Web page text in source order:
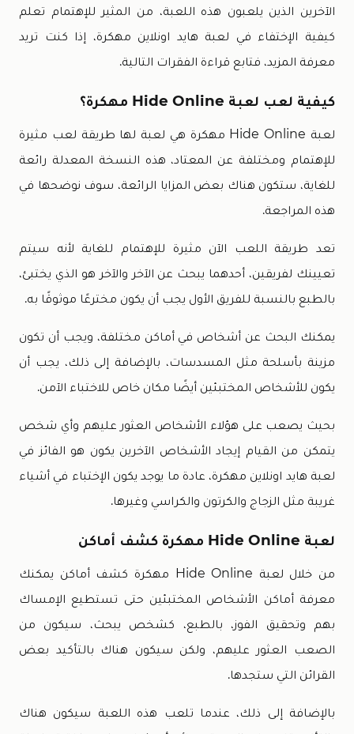
الآخرين الذين يلعبون هذه اللعبة، من المثير للإهتمام تعلم
كيفية الإختفاء في لعبة هايد اونلاين مهكرة، إذا كنت تريد
معرفة المزيد، فتابع قراءة الفقرات التالية.
كيفية لعب لعبة Hide Online مهكرة؟
لعبة Hide Online مهكرة هي لعبة لها طريقة لعب مثيرة
للإهتمام ومختلفة عن المعتاد، هذه النسخة المعدلة رائعة
للغاية، ستكون هناك بعض المزايا الرائعة، سوف نوضحها في
هذه المراجعة.
تعد طريقة اللعب الآن مثيرة للإهتمام للغاية لأنه سيتم
تعيينك لفريقين، أحدهما يبحث عن الآخر والآخر هو الذي يختبئ،
بالطبع بالنسبة للفريق الأول يجب أن يكون مخترعًا موثوقًا به.
يمكنك البحث عن أشخاص في أماكن مختلفة، ويجب أن تكون
مزينة بأسلحة مثل المسدسات، بالإضافة إلى ذلك، يجب أن
يكون للأشخاص المختبئين أيضًا مكان خاص للاختباء الآمن.
بحيث يصعب على هؤلاء الأشخاص العثور عليهم وأي شخص
يتمكن من القيام إيجاد الأشخاص الآخرين يكون هو الفائز في
لعبة هايد اونلاين مهكرة، عادة ما يوجد يكون الإختباء في أشياء
غريبة مثل الزجاج والكرتون والكراسي وغيرها.
لعبة Hide Online مهكرة كشف أماكن
من خلال لعبة Hide Online مهكرة كشف أماكن يمكنك
معرفة أماكن الأشخاص المختبئين حتى تستطيع الإمساك
بهم وتحقيق الفوز، بالطبع، كشخص يبحث، سيكون من
الصعب العثور عليهم، ولكن سيكون هناك بالتأكيد بعض
القرائن التي ستجدها.
بالإضافة إلى ذلك، عندما تلعب هذه اللعبة سيكون هناك